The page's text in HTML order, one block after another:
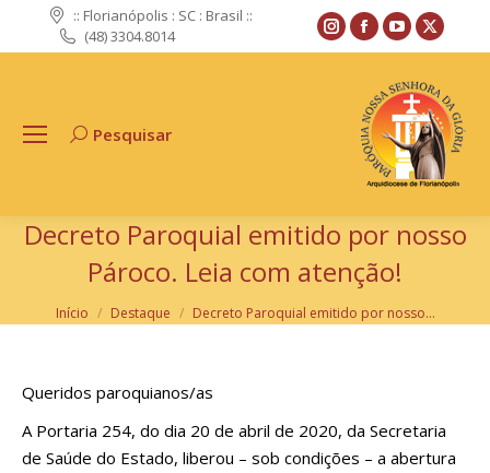
:: Florianópolis : SC : Brasil ::
(48) 3304.8014
Instagram
page
new
window
Facebook
page
opens
in
new
window
YouTube
page
opens
in
new
window
X
page
in
new
Search:Pesquisar
Decreto Paroquial emitido por nosso
Pároco. Leia com atenção!
Você está aqui:
Início Destaque Decreto Paroquial emitido por nosso…
Queridos paroquianos/as
A Portaria 254, do dia 20 de abril de 2020, da Secretaria
de Saúde do Estado, liberou – sob condições – a abertura